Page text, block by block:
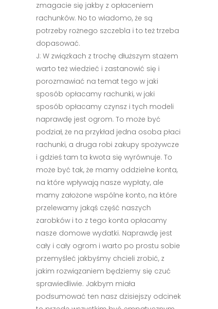
zmagacie się jakby z opłaceniem
rachunków. No to wiadomo, że są
potrzeby rożnego szczebla i to też trzeba
dopasować.
J: W związkach z trochę dłuższym stażem
warto też wiedzieć i zastanowić się i
porozmawiać na temat tego w jaki
sposób opłacamy rachunki, w jaki
sposób opłacamy czynsz i tych modeli
naprawdę jest ogrom. To może być
podział, że na przykład jedna osoba płaci
rachunki, a druga robi zakupy spożywcze
i gdzieś tam ta kwota się wyrównuje. To
może być tak, że mamy oddzielne konta,
na które wpływają nasze wypłaty, ale
mamy założone wspólne konto, na które
przelewamy jakąś część naszych
zarobków i to z tego konta opłacamy
nasze domowe wydatki. Naprawdę jest
cały i cały ogrom i warto po prostu sobie
przemyśleć jakbyśmy chcieli zrobić, z
jakim rozwiązaniem będziemy się czuć
sprawiedliwie. Jakbym miała
podsumować ten nasz dzisiejszy odcinek